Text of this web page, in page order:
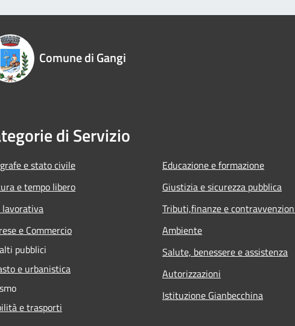
Comune di Gangi
di Servizio
e stato civile
e tempo libero
e Commercio
pubblici
e urbanistica
e trasporti
Educazione e formazione
Giustizia e sicurezza pubblica
Tributi,finanze e
Ambiente
Salute, benessere e assistenza
Autorizzazioni
Istituzione Gianbecchina